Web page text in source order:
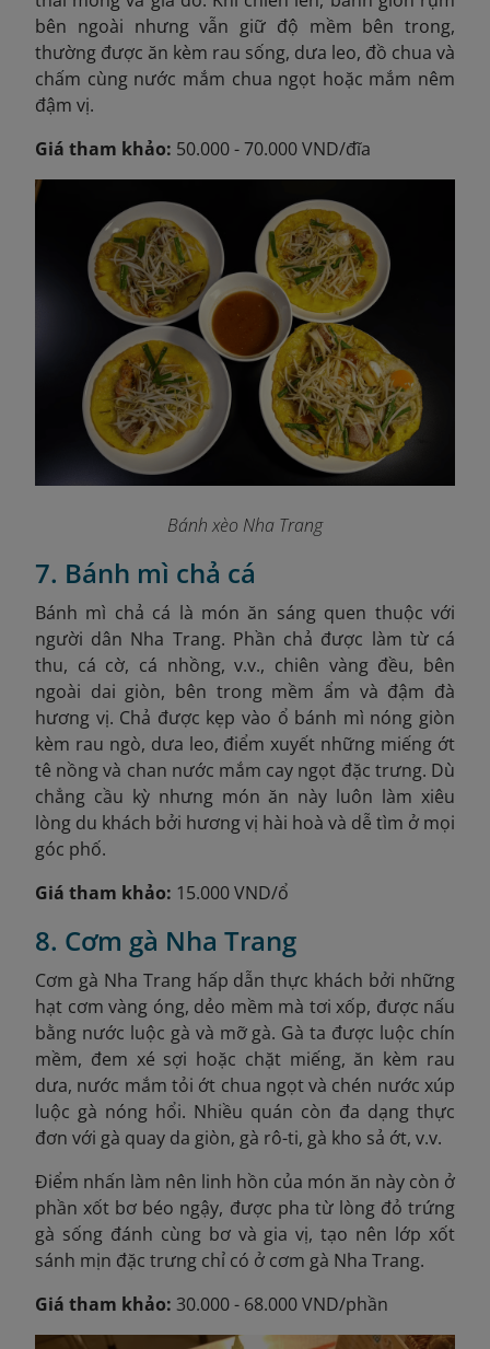
bên ngoài nhưng vẫn giữ độ mềm bên trong,
thường được ăn kèm rau sống, dưa leo, đồ chua và
chấm cùng nước mắm chua ngọt hoặc mắm nêm
đậm vị.
Giá tham khảo: 50.000 - 70.000 VND/đĩa
Bánh xèo Nha Trang
7. Bánh mì chả cá
Bánh mì chả cá là món ăn sáng quen thuộc với
người dân Nha Trang. Phần chả được làm từ cá
thu, cá cờ, cá nhồng, v.v., chiên vàng đều, bên
ngoài dai giòn, bên trong mềm ẩm và đậm đà
hương vị. Chả được kẹp vào ổ bánh mì nóng giòn
kèm rau ngò, dưa leo, điểm xuyết những miếng ớt
tê nồng và chan nước mắm cay ngọt đặc trưng. Dù
chẳng cầu kỳ nhưng món ăn này luôn làm xiêu
lòng du khách bởi hương vị hài hoà và dễ tìm ở mọi
góc phố.
Giá tham khảo: 15.000 VND/ổ
8. Cơm gà Nha Trang
Cơm gà Nha Trang hấp dẫn thực khách bởi những
hạt cơm vàng óng, dẻo mềm mà tơi xốp, được nấu
bằng nước luộc gà và mỡ gà. Gà ta được luộc chín
mềm, đem xé sợi hoặc chặt miếng, ăn kèm rau
dưa, nước mắm tỏi ớt chua ngọt và chén nước xúp
luộc gà nóng hổi. Nhiều quán còn đa dạng thực
đơn với gà quay da giòn, gà rô-ti, gà kho sả ớt, v.v.
Điểm nhấn làm nên linh hồn của món ăn này còn ở
phần xốt bơ béo ngậy, được pha từ lòng đỏ trứng
gà sống đánh cùng bơ và gia vị, tạo nên lớp xốt
sánh mịn đặc trưng chỉ có ở cơm gà Nha Trang.
Giá tham khảo: 30.000 - 68.000 VND/phần